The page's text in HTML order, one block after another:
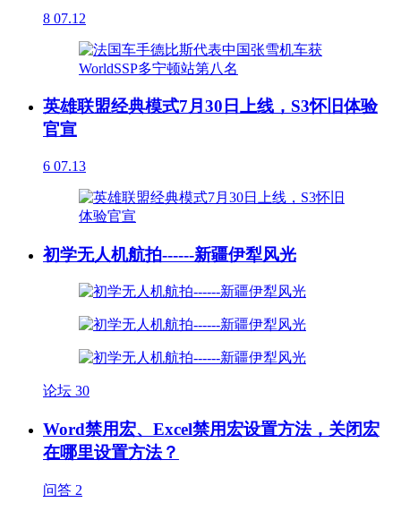
8 07.12
英雄联盟经典模式7月30日上线，S3怀旧体验
官宣
6 07.13
初学无人机航拍------新疆伊犁风光
论坛 30
Word禁用宏、Excel禁用宏设置方法，关闭宏
在哪里设置方法？
问答 2